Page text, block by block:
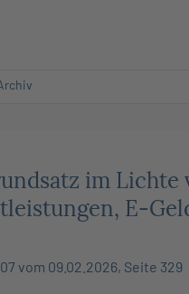
im Lichte
E-
vom 09.02.2026, Seite 329